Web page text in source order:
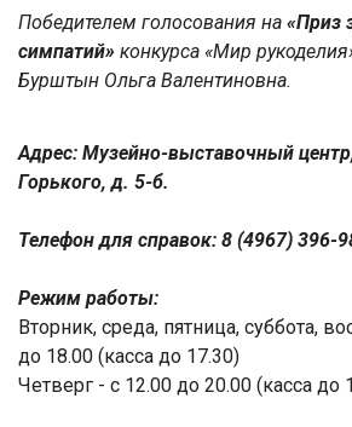
Победителем голосования на «Приз
симпатий» конкурса «Мир
Бурштын Ольга Валентиновна.
Адрес: Музейно-выставочный
Горького, д. 5-б.
Телефон для справок: 8 (4967) 396-
Режим работы:
Вторник, среда, пятница, суббота,
до 18.00 (касса до 17.30)
Четверг - с 12.00 до 20.00 (касса до